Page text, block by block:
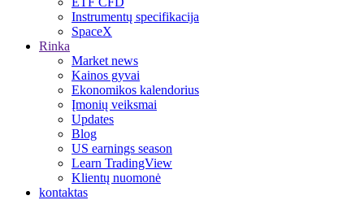
Instrumentų specifikacija
SpaceX
Rinka
Market news
Kainos gyvai
Ekonomikos kalendorius
Įmonių veiksmai
Updates
Blog
US earnings season
Learn TradingView
Klientų nuomonė
kontaktas